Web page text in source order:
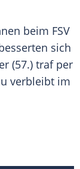
beim FSV
sich
(57.) traf per
verbleibt im